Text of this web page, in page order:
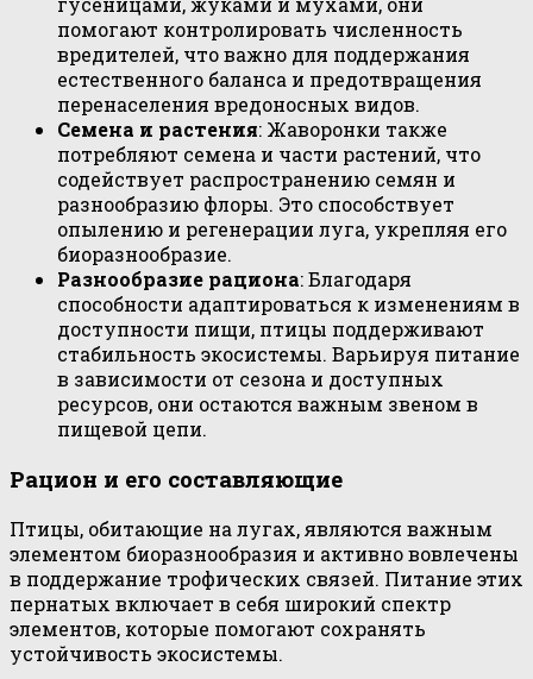
помогают контролировать численность
вредителей, что важно для поддержания
естественного баланса и предотвращения
перенаселения вредоносных видов.
Семена и растения: Жаворонки также
потребляют семена и части растений, что
содействует распространению семян и
разнообразию флоры. Это способствует
опылению и регенерации луга, укрепляя его
биоразнообразие.
Разнообразие рациона: Благодаря
способности адаптироваться к изменениям в
доступности пищи, птицы поддерживают
стабильность экосистемы. Варьируя питание
в зависимости от сезона и доступных
ресурсов, они остаются важным звеном в
пищевой цепи.
Рацион и его составляющие
Птицы, обитающие на лугах, являются важным
элементом биоразнообразия и активно вовлечены
в поддержание трофических связей. Питание этих
пернатых включает в себя широкий спектр
элементов, которые помогают сохранять
устойчивость экосистемы.